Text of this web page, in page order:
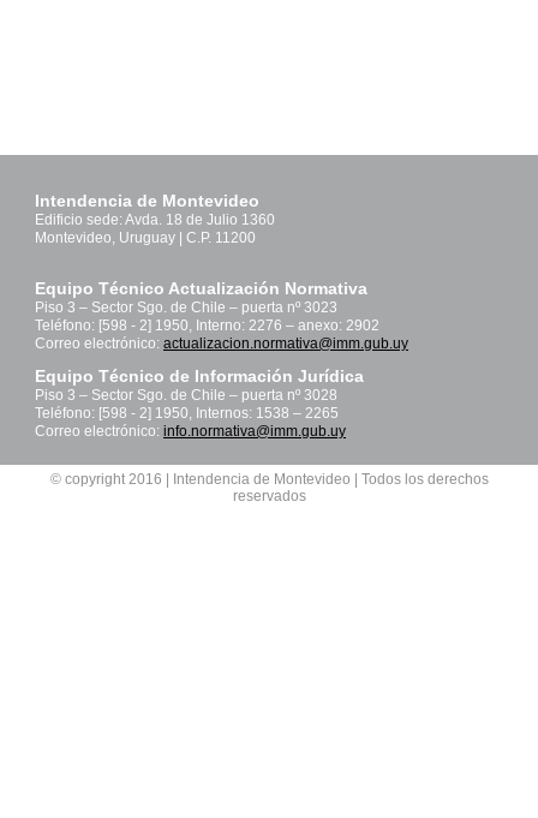
Intendencia de Montevideo
Edificio sede: Avda. 18 de Julio 1360
Montevideo, Uruguay | C.P. 11200
Equipo Técnico Actualización Normativa
Piso 3 – Sector Sgo. de Chile – puerta nº 3023
Teléfono: [598 - 2] 1950, Interno: 2276 – anexo: 2902
Correo electrónico: actualizacion.normativa@imm.gub.uy
Equipo Técnico de Información Jurídica
Piso 3 – Sector Sgo. de Chile – puerta nº 3028
Teléfono: [598 - 2] 1950, Internos: 1538 – 2265
Correo electrónico: info.normativa@imm.gub.uy
© copyright 2016 | Intendencia de Montevideo | Todos los derechos
reservados